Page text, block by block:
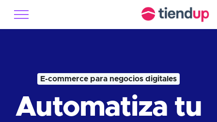
E-commerce para negocios digitales
Automatiza tu